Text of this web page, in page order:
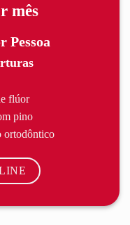
mês
Pessoa
flúor
pino
ortodôntico